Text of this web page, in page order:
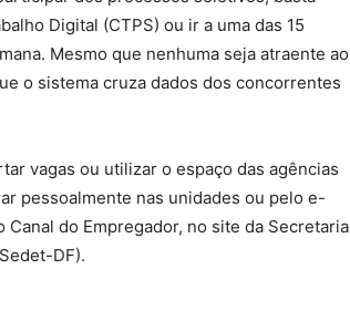
Digital (CTPS) ou ir a uma das 15
Mesmo que nenhuma seja atraente ao
o sistema cruza dados dos concorrentes
vagas ou utilizar o espaço das agências
pessoalmente nas unidades ou pelo e-
do Empregador, no site da Secretaria
DF).